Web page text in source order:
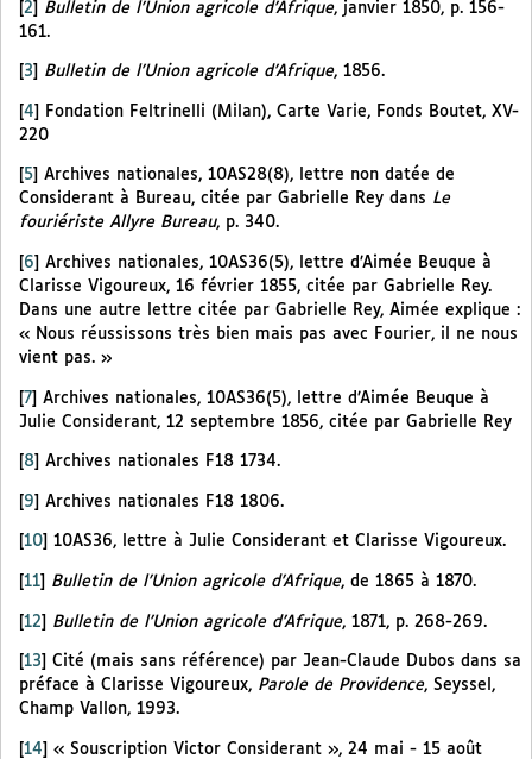
[2] Bulletin de l’Union agricole d’Afrique, janvier 1850, p. 156-
161.
3 Bulletin de l’Union agricole d’Afrique, 1856.
[4]
Fondation Feltrinelli (Milan), Carte Varie, Fonds Boutet, XV-
220
5
Archives nationales, 10AS28(8), lettre non datée de
Considerant à Bureau, citée par Gabrielle Rey dans Le
fouriériste Allyre Bureau, p. 340.
6
Archives nationales, 10AS36(5), lettre d’Aimée Beuque à
Clarisse Vigoureux, 16 février 1855, citée par Gabrielle Rey.
Dans une autre lettre citée par Gabrielle Rey, Aimée explique :
« Nous réussissons très bien mais pas avec Fourier, il ne nous
vient pas. »
[7] Archives nationales, 10AS36(5), lettre d’Aimée Beuque à
Julie Considerant, 12 septembre 1856, citée par Gabrielle Rey
8 Archives nationales F18 1734.
[9] Archives nationales F18 1806.
10 10AS36, lettre à Julie Considerant et Clarisse Vigoureux.
11 Bulletin de l’Union agricole d’Afrique, de 1865 à 1870.
[12] Bulletin de l’Union agricole d’Afrique, 1871, p. 268-269.
13
Cité (mais sans référence) par Jean-Claude Dubos dans sa
préface à Clarisse Vigoureux, Parole de Providence, Seyssel,
Champ Vallon, 1993.
[14] « Souscription Victor Considerant », 24 mai - 15 août